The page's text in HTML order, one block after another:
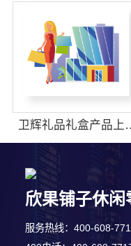
卫辉礼品
欣果铺子休闲
服务热线：400-608-
6分钟前 田先生 正在咨询
7分钟前 张小姐 正在咨询